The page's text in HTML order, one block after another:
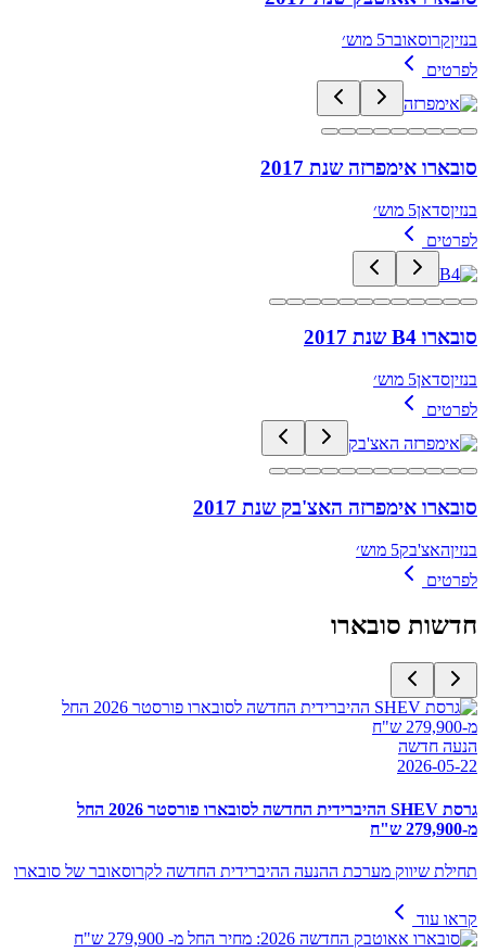
בנזיןקרוסאובר5 מוש׳
לפרטים
סובארו אימפרזה שנת 2017
בנזיןסדאן5 מוש׳
לפרטים
סובארו B4 שנת 2017
בנזיןסדאן5 מוש׳
לפרטים
סובארו אימפרזה האצ'בק שנת 2017
בנזיןהאצ'בק5 מוש׳
לפרטים
חדשות סובארו
הנעה חדשה
2026-05-22
גרסת SHEV ההיברידית החדשה לסובארו פורסטר 2026 החל
מ-279,900 ש"ח
תחילת שיווק מערכת ההנעה ההיברידית החדשה לקרוסאובר של סובארו
קראו עוד